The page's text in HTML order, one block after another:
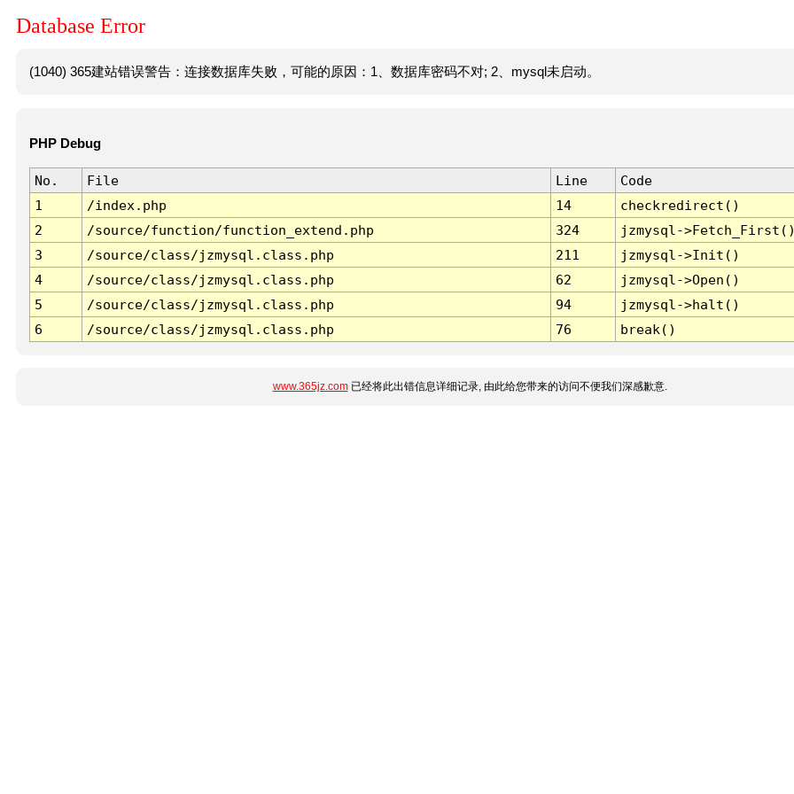
Database Error
(1040) 365建站错误警告：连接数据库失败，可能的原因：1、数据库密码不对; 2、mysql未启动。
PHP Debug
No. File Line
Code
1
/index.php 14
checkredirect()
2
/source/function/function_extend.php 324
jzmysql-
3
/source/class/jzmysql.class.php 211
jzmysql->Init()
4
/source/class/jzmysql.class.php 62
jzmysql->Open()
5
/source/class/jzmysql.class.php 94
jzmysql->halt()
6
/source/class/jzmysql.class.php 76 break()
www.365jz.com已经将此出错信息详细记录, 由此给您带来的访问不便我们深感歉意.